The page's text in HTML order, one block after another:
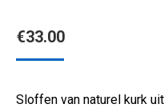
€33.00
Sloffen van naturel kurk uit